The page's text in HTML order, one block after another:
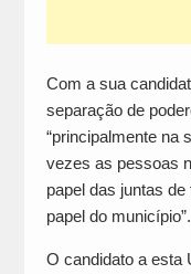
Com a sua
separação de
“principalmente na
vezes as pessoas
papel das juntas
papel do município”.
O candidato a esta